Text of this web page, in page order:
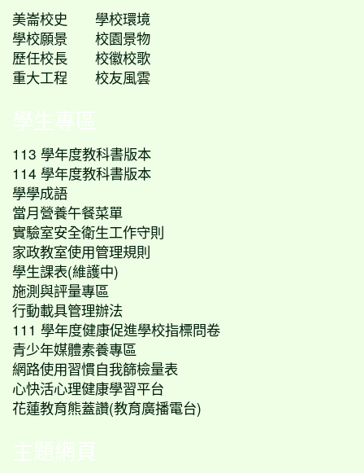
美崙校史
學校環境
學校願景
校園景物
歷任校長
校徽校歌
重大工程
校友風雲
學生專區
113 學年度教科書版本
114 學年度教科書版本
學學成語
當月營養午餐菜單
實驗室安全衛生工作守則
家政教室使用管理規則
學生課表(維護中)
施測與評量專區
行動載具管理辦法
111 學年度健康促進學校指標問卷
青少年媒體素養專區
網路使用習慣自我篩檢量表
心快活心理健康學習平台
花蓮教育熊蓋讚(教育廣播電台)
主題網頁